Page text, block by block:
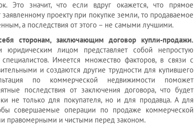
Это значит, что если вдруг окажется, что прямое
заявленному проекту при покупке земли, то продаваемое
а последствия от этого – не самыми лучшими.
сторонам, заключающим договор купли-продажи.
юридическим лицом представляет собой непростую
Имеется множество факторов, в связи с
и создаются другие трудности для купившего
по коммерческой недвижимости поможет
последствия от заключения договора, что будет
не только для покупателя, но и для продавца. А для
совершаемые операции по продаже коммерческой
правомерными и чистыми перед законом.